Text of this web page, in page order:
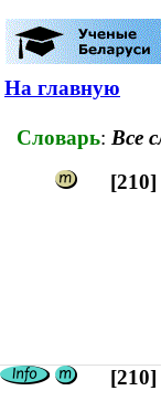
На главную
Словарь: Все
[210]
[210]